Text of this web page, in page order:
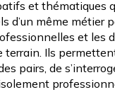
et thématiques
d’un même métier
et les
terrain. Ils
pairs, de